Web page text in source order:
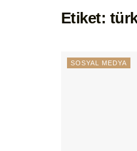
Etiket:
SOSYAL MEDYA